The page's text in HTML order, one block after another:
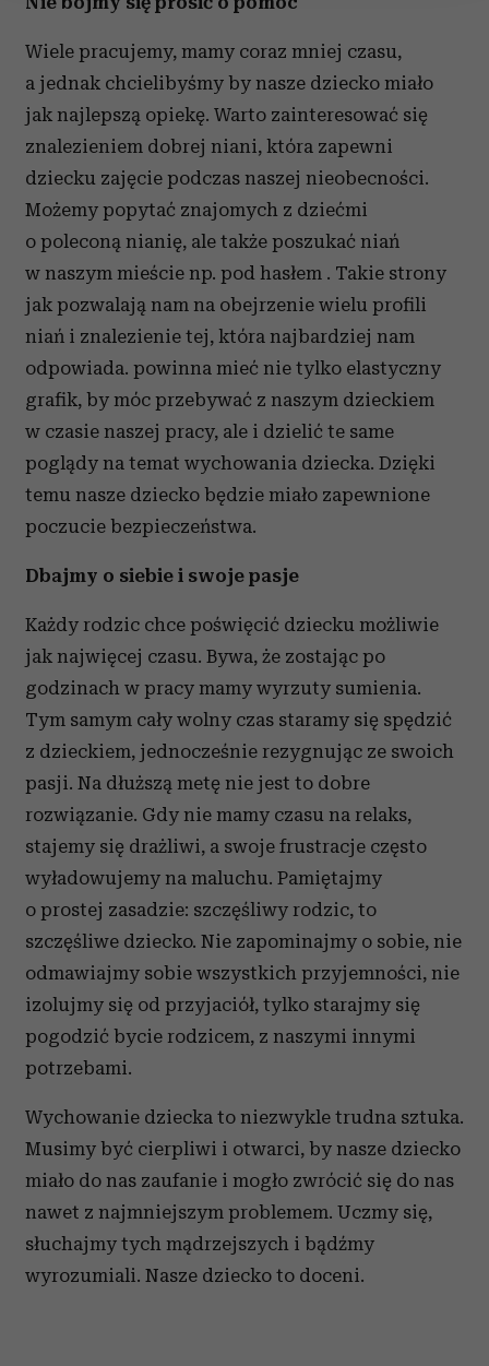
Wykorzystujemy pliki cookie do spersonalizowania treści
i reklam, aby oferować funkcje społecznościowe i
analizować ruch w naszej witrynie. Informacje o tym, jak
korzystasz z naszej witryny, udostępniamy partnerom
społecznościowym, reklamowym i analitycznym.
Partnerzy mogą połączyć te informacje z innymi danymi
otrzymanymi od Ciebie lub uzyskanymi podczas
korzystania z ich usług.
Wiele pracujemy, mamy coraz mniej czasu,
a jednak chcielibyśmy by nasze dziecko miało
jak najlepszą opiekę. Warto zainteresować się
znalezieniem dobrej niani, która zapewni
dziecku zajęcie podczas naszej nieobecności.
Możemy popytać znajomych z dziećmi
o poleconą nianię, ale także poszukać niań
w naszym mieście np. pod hasłem . Takie strony
jak pozwalają nam na obejrzenie wielu profili
niań i znalezienie tej, która najbardziej nam
odpowiada. powinna mieć nie tylko elastyczny
grafik, by móc przebywać z naszym dzieckiem
w czasie naszej pracy, ale i dzielić te same
poglądy na temat wychowania dziecka. Dzięki
temu nasze dziecko będzie miało zapewnione
poczucie bezpieczeństwa.
Dbajmy o siebie i swoje pasje
Każdy rodzic chce poświęcić dziecku możliwie
jak najwięcej czasu. Bywa, że zostając po
godzinach w pracy mamy wyrzuty sumienia.
Tym samym cały wolny czas staramy się spędzić
z dzieckiem, jednocześnie rezygnując ze swoich
pasji. Na dłuższą metę nie jest to dobre
rozwiązanie. Gdy nie mamy czasu na relaks,
stajemy się drażliwi, a swoje frustracje często
wyładowujemy na maluchu. Pamiętajmy
o prostej zasadzie: szczęśliwy rodzic, to
szczęśliwe dziecko. Nie zapominajmy o sobie, nie
odmawiajmy sobie wszystkich przyjemności, nie
izolujmy się od przyjaciół, tylko starajmy się
pogodzić bycie rodzicem, z naszymi innymi
potrzebami.
Wychowanie dziecka to niezwykle trudna sztuka.
Musimy być cierpliwi i otwarci, by nasze dziecko
miało do nas zaufanie i mogło zwrócić się do nas
nawet z najmniejszym problemem. Uczmy się,
słuchajmy tych mądrzejszych i bądźmy
wyrozumiali. Nasze dziecko to doceni.